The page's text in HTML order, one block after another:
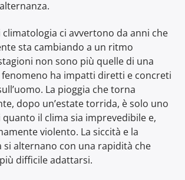
ci avvertono da anni che
sta cambiando a un ritmo
non sono più quelle di una
ha impatti diretti e concreti
La pioggia che torna
dopo un’estate torrida, è solo uno
quanto il clima sia imprevedibile e,
violento. La siccità e la
si alternano con una rapidità che
difficile adattarsi.